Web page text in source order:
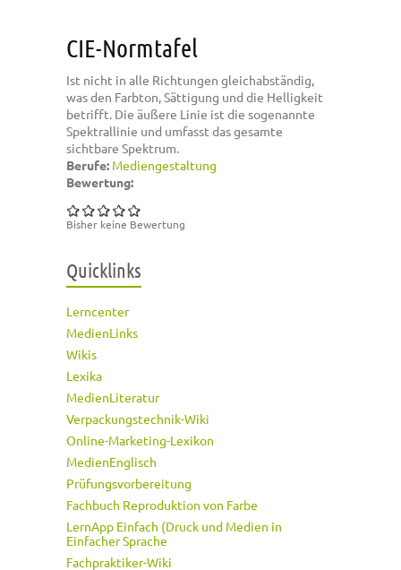
CIE-Normtafel
Ist nicht in alle Richtungen gleichabständig,
was den Farbton, Sättigung und die Helligkeit
betrifft. Die äußere Linie ist die sogenannte
Spektrallinie und umfasst das gesamte
sichtbare Spektrum.
Berufe: Mediengestaltung
Bewertung:
Bisher keine Bewertung
Quicklinks
Lerncenter
MedienLinks
Wikis
Lexika
MedienLiteratur
Verpackungstechnik-Wiki
Online-Marketing-Lexikon
MedienEnglisch
Prüfungsvorbereitung
Fachbuch Reproduktion von Farbe
LernApp Einfach (Druck und Medien in
Einfacher Sprache
Fachpraktiker-Wiki